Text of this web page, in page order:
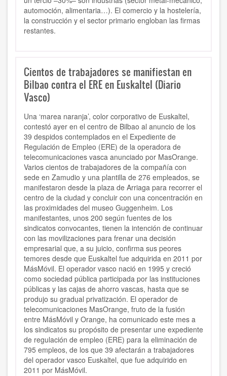
automoción, alimentaria…). El comercio y la hostelería,
la construcción y el sector primario engloban las firmas
restantes.
Cientos de trabajadores se manifiestan en
Bilbao contra el ERE en Euskaltel (Diario
Vasco)
Una ‘marea naranja’, color corporativo de Euskaltel,
contestó ayer en el centro de Bilbao al anuncio de los
39 despidos contemplados en el Expediente de
Regulación de Empleo (ERE) de la operadora de
telecomunicaciones vasca anunciado por MasOrange.
Varios cientos de trabajadores de la compañía con
sede en Zamudio y una plantilla de 276 empleados, se
manifestaron desde la plaza de Arriaga para recorrer el
centro de la ciudad y concluir con una concentración en
las proximidades del museo Guggenheim. Los
manifestantes, unos 200 según fuentes de los
sindicatos convocantes, tienen la intención de continuar
con las movilizaciones para frenar una decisión
empresarial que, a su juicio, confirma sus peores
temores desde que Euskaltel fue adquirida en 2011 por
MásMóvil. El operador vasco nació en 1995 y creció
como sociedad pública participada por las instituciones
públicas y las cajas de ahorro vascas, hasta que se
produjo su gradual privatización. El operador de
telecomunicaciones MasOrange, fruto de la fusión
entre MásMóvil y Orange, ha comunicado este mes a
los sindicatos su propósito de presentar une expediente
de regulación de empleo (ERE) para la eliminación de
795 empleos, de los que 39 afectarán a trabajadores
del operador vasco Euskaltel, que fue adquirido en
2011 por MásMóvil.